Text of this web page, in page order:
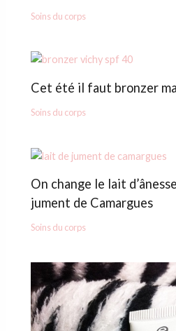
Soins du corps
Cet été il faut bronzer
Soins du corps
On change le lait
jument de Camargues
Soins du corps